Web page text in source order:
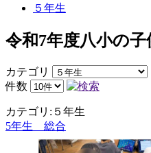
５年生
令和7年度八小の子
カテゴリ
件数
カテゴリ:５年生
5年生 総合